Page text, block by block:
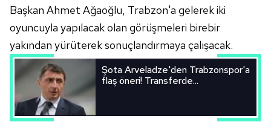
Başkan Ahmet Ağaoğlu, Trabzon'a gelerek iki
oyuncuyla yapılacak olan görüşmeleri birebir
yakından yürüterek sonuçlandırmaya çalışacak.
Şota Arveladze'den Trabzonspor'a
flaş öneri! Transferde...